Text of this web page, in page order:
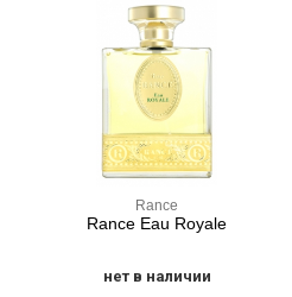
Rance
Rance Eau Royale
нет в наличии